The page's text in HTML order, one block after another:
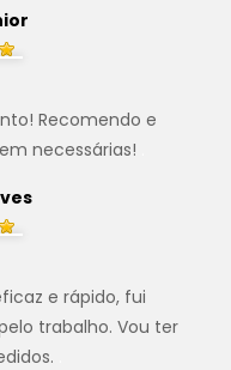
Recomendo e
necessárias!
e rápido, fui
trabalho. Vou ter